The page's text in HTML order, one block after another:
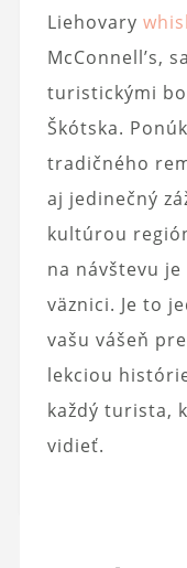
Liehovary
McConnell’s,
turistickými
Škótska.
tradičného
aj jedinečný
kultúrou
na návštevu
väznici. Je to
vašu vášeň
lekciou
každý turista,
vidieť.